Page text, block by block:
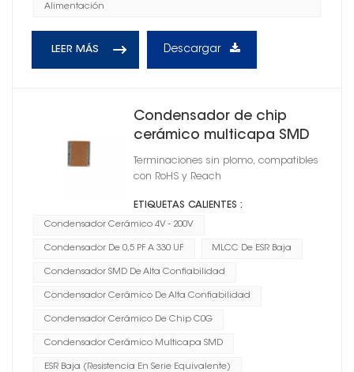
Alimentación
LEER MÁS Descargar
Condensador de chip
cerámico multicapa SMD
1206
Terminaciones sin plomo, compatibles
con RoHS y Reach
ETIQUETAS CALIENTES :
Condensador Cerámico 4V - 200V
Condensador De 0,5 PF A 330 UF MLCC De ESR Baja
Condensador SMD De Alta Confiabilidad
Condensador Cerámico De Alta Confiabilidad
Condensador Cerámico De Chip C0G
Condensador Cerámico Multicapa SMD
ESR Baja (resistencia En Serie Equivalente)